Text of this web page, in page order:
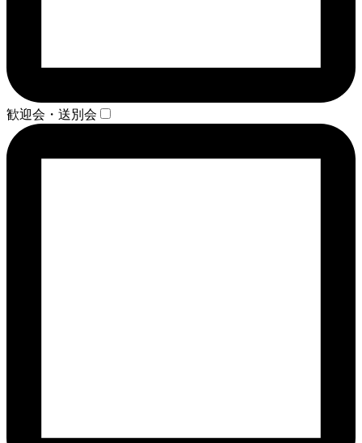
歓迎会・送別会